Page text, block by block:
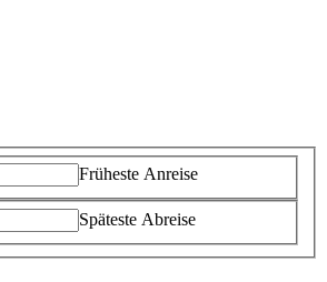
Früheste Anreise
Späteste Abreise